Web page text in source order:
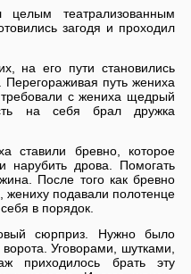
театрализованным
загодя и проходил
на его пути становились
Перегораживая путь жениха
с жениха щедрый
на себя брал дружка
ставили бревно, которое
дрова. Помогать
После того как бревно
подавали полотенце
в порядок.
сюрприз. Нужно было
Уговорами, шутками,
приходилось брать эту